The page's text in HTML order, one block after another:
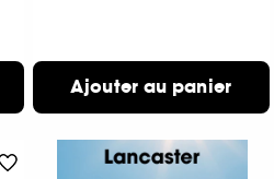
Ajouter au panier